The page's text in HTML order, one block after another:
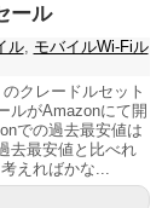
ール
ル, モバイルWi-Fiル
クレードルセット
ルがAmazonにて開
での過去最安値は
去最安値と比べれ
えればかな...